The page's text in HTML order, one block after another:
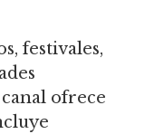
festivales,
ofrece